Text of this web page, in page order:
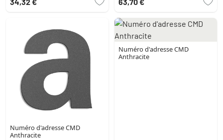
Numéro d'adresse CMD
Anthracite
Numéro d'adresse CMD
Anthracite